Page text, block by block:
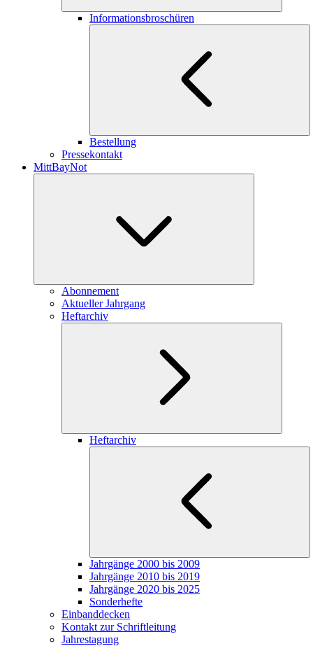
Informationsbroschüren
Bestellung
Pressekontakt
MittBayNot
Abonnement
Aktueller Jahrgang
Heftarchiv
Heftarchiv
Jahrgänge 2000 bis 2009
Jahrgänge 2010 bis 2019
Jahrgänge 2020 bis 2025
Sonderhefte
Einbanddecken
Kontakt zur Schriftleitung
Jahrestagung